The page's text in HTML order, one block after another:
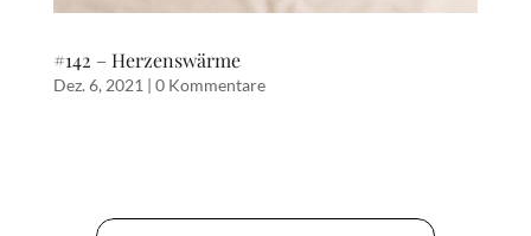
#142 – Herzenswärme
Dez. 6, 2021 | 0 Kommentare